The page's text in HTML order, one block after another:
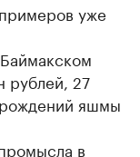
уже
рублей, 27
яшмы
в